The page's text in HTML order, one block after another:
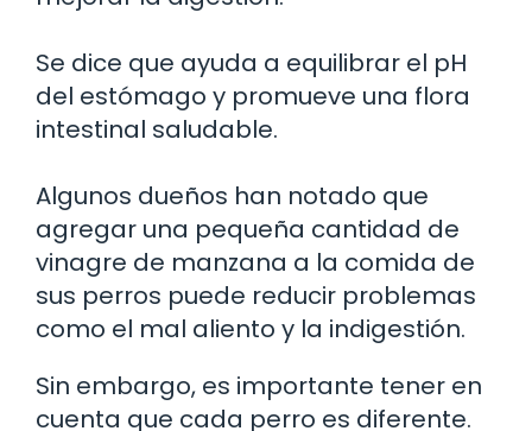
Se dice que ayuda a equilibrar el pH
del estómago y promueve una flora
intestinal saludable.
Algunos dueños han notado que
agregar una pequeña cantidad de
vinagre de manzana a la comida de
sus perros puede reducir problemas
como el mal aliento y la indigestión.
Sin embargo, es importante tener en
cuenta que cada perro es diferente.